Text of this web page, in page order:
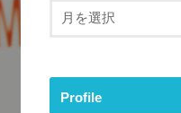
Profile